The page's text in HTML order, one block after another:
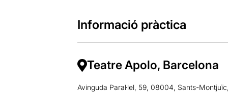
Informació pràctica
Teatre Apolo, Barcelona
Avinguda Paral·lel, 59, 08004, Sants-